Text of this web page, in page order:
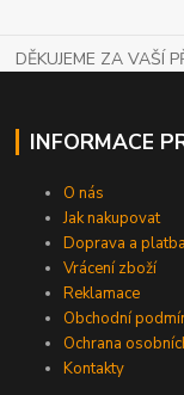
DĚKUJEME ZA VAŠÍ
INFORMACE
O nás
Jak nakupovat
Doprava a platba
Vrácení zboží
Reklamace
Obchodní
Ochrana
Kontakty